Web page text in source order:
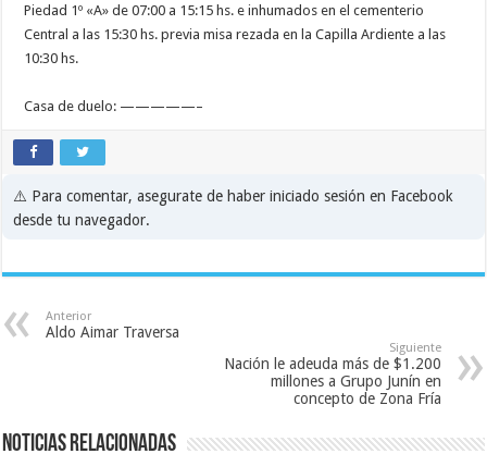
Piedad 1º «A» de 07:00 a 15:15 hs. e inhumados en el cementerio
Central a las 15:30 hs. previa misa rezada en la Capilla Ardiente a las
10:30 hs.
Casa de duelo: —————–
⚠️ Para comentar, asegurate de haber iniciado sesión en Facebook
desde tu navegador.
Anterior
Aldo Aimar Traversa
Siguiente
Nación le adeuda más de $1.200
millones a Grupo Junín en
concepto de Zona Fría
Noticias relacionadas